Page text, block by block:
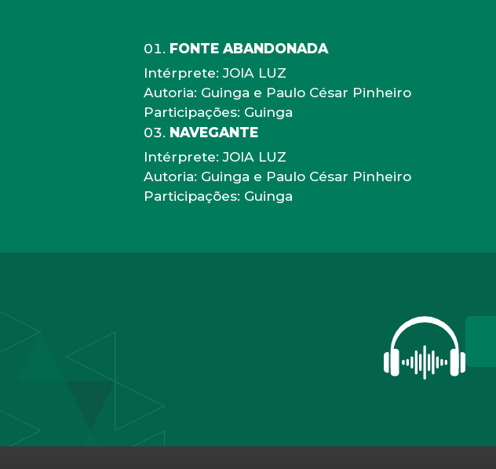
FONTE ABANDONADA
Intérprete: JOIA LUZ
Autoria: Guinga e Paulo César Pinheiro
Participações: Guinga
NAVEGANTE
Intérprete: JOIA LUZ
Autoria: Guinga e Paulo César Pinheiro
Participações: Guinga